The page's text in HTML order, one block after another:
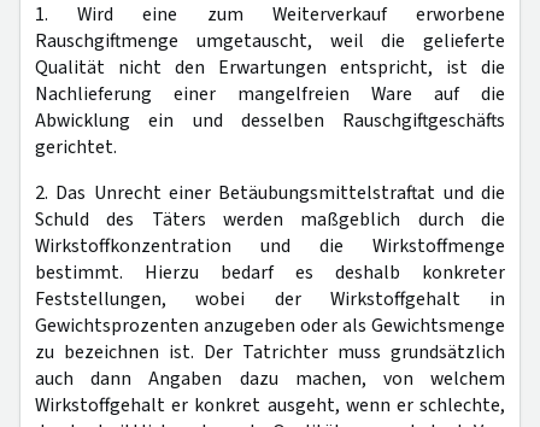
1. Wird eine zum Weiterverkauf erworbene
Rauschgiftmenge umgetauscht, weil die gelieferte
Qualität nicht den Erwartungen entspricht, ist die
Nachlieferung einer mangelfreien Ware auf die
Abwicklung ein und desselben Rauschgiftgeschäfts
gerichtet.
2. Das Unrecht einer Betäubungsmittelstraftat und die
Schuld des Täters werden maßgeblich durch die
Wirkstoffkonzentration und die Wirkstoffmenge
bestimmt. Hierzu bedarf es deshalb konkreter
Feststellungen, wobei der Wirkstoffgehalt in
Gewichtsprozenten anzugeben oder als Gewichtsmenge
zu bezeichnen ist. Der Tatrichter muss grundsätzlich
auch dann Angaben dazu machen, von welchem
Wirkstoffgehalt er konkret ausgeht, wenn er schlechte,